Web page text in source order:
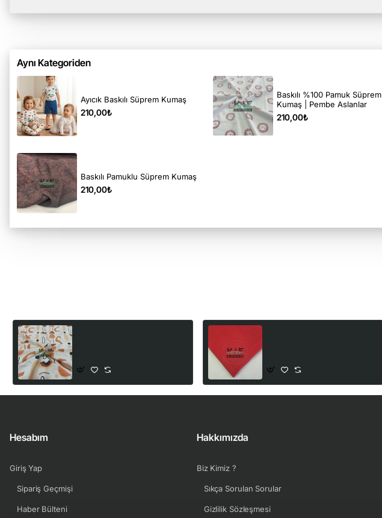
Aynı Kategoriden
Ayıcık Baskılı Süprem Kumaş
210,00₺
Baskılı %100 Pamuk Süprem
Kumaş | Pembe Aslanlar
210,00₺
Baskılı Pamuklu Süprem Kumaş
210,00₺
Hesabım
Giriş Yap
Sipariş Geçmişi
Haber Bülteni
Hakkımızda
Biz Kimiz ?
Sıkça Sorulan Sorular
Gizlilik Sözleşmesi